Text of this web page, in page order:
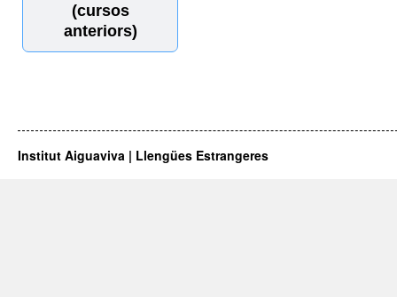
(cursos
anteriors)
Institut Aiguaviva | Llengües Estrangeres